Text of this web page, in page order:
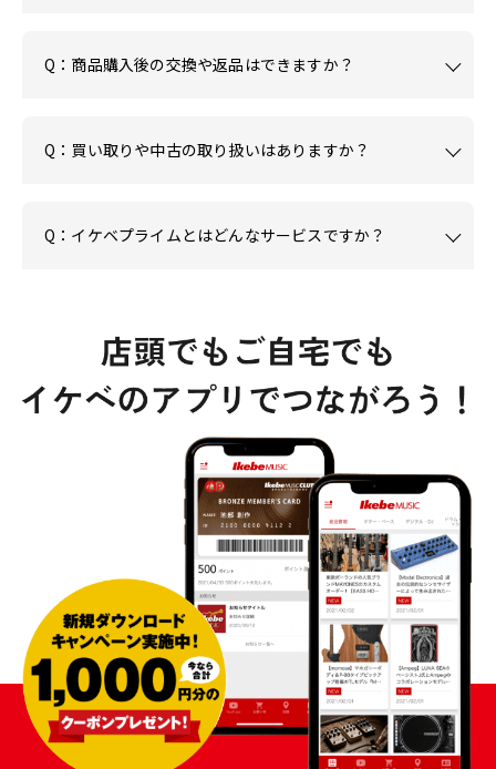
Q：商品購入後の交換や返品はできますか？
Q：買い取りや中古の取り扱いはありますか？
Q：イケベプライムとはどんなサービスですか？